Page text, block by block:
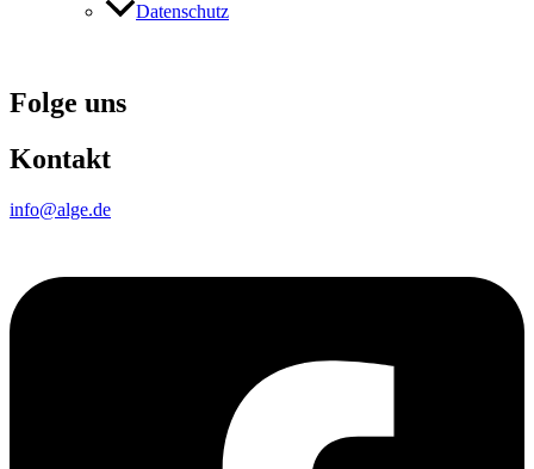
Datenschutz
Folge uns
Kontakt
info@alge.de